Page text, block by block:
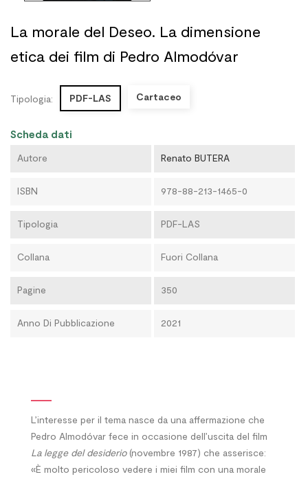
La morale del Deseo. La dimensione
etica dei film di Pedro Almodóvar
Tipologia: PDF-LAS Cartaceo
Scheda dati
Autore Renato BUTERA
ISBN 978-88-213-1465-0
Tipologia PDF-LAS
Collana Fuori Collana
Pagine 350
Anno Di Pubblicazione 2021
L’interesse per il tema nasce da una affermazione che
Pedro Almodóvar fece in occasione dell’uscita del film
La legge del desiderio(novembre 1987) che asserisce:
«È molto pericoloso vedere i miei film con una morale